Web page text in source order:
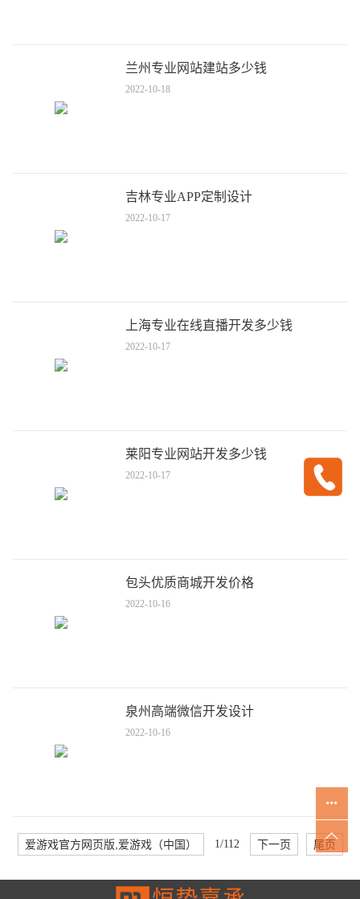
兰州专业网站建站多少钱
2022-10-18
吉林专业APP定制设计
2022-10-17
上海专业在线直播开发多少钱
2022-10-17
莱阳专业网站开发多少钱
2022-10-17
包头优质商城开发价格
2022-10-16
泉州高端微信开发设计
2022-10-16
爱游戏官方网页版,爱游戏（中国） 1/112 下一页 尾页